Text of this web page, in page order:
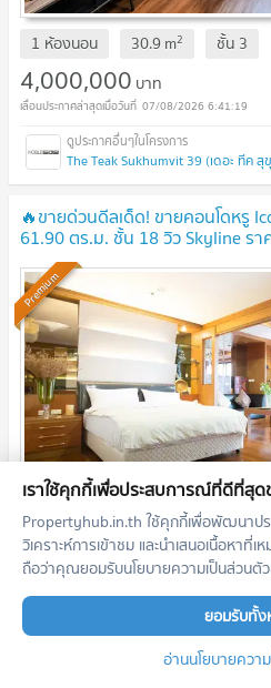
1 ห้องนอน 30.9 m2 ชั้น 3
4,000,000 บาท
07/08/2026 6:41:19
The Teak Sukhumvit 39 (เดอะ ทีค สุ
🔥ขายด่วนดีลเด็ด! ขายคอนโดหรู
61.90 ตร.ม. ชั้น 18 วิว Skyline ร
[U1986095]
Premium
1 ห้องนอน 61.9m2 ชั้น18
6,000,000
07/08/2026 6:41:19
The Icon III (ดิ ไอคอน 3)
เราใช้คุกกี้เพื่อประสบการณ์ที่ดีที่สุ
Propertyhub.in.th ใช้คุกกี้เพื่อพัฒนาป
วิเคราะห์การเข้าชม และนำเสนอเนื้อหาที่
ถือว่าคุณยอมรับนโยบายความเป็นส่วนตัว
ยอมรับทั้
อ่านนโยบายควา